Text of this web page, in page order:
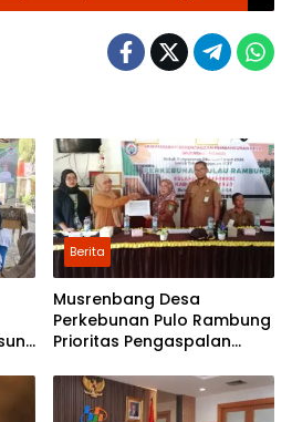
Listrik di Sumatera
Berita
Musrenbang Desa
Perkebunan Pulo Rambung
Prioritas Pengaspalan
Dusun Pondok Boyan